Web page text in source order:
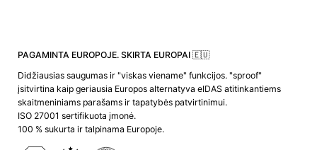
PAGAMINTA EUROPOJE. SKIRTA EUROPAI 🇪🇺
Didžiausias saugumas ir "viskas viename" funkcijos. "sproof"
įsitvirtina kaip geriausia Europos alternatyva eIDAS atitinkantiems
skaitmeniniams parašams ir tapatybės patvirtinimui.
ISO 27001 sertifikuota įmonė.
100 % sukurta ir talpinama Europoje.